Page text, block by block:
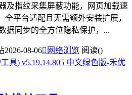
及指纹采集屏蔽功能，网页加载速
全平台适配且无需额外安装扩展，
据同步的全方位隐私保护，...
2026-08-06 网络浏览 阅读()